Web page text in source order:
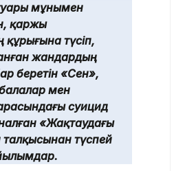
мұнымен
қаржы
түсіп,
жандардың
беретін «Сен»,
мен
суицид
«Жақтаудағы
талқысынан түспей